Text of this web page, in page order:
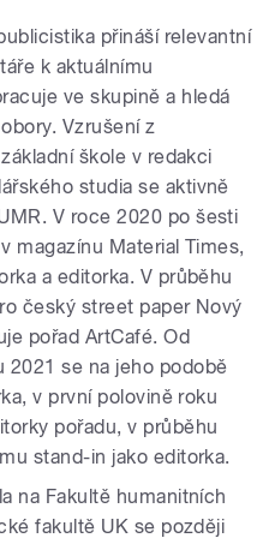
přináší relevantní
k aktuálnímu
ve skupině a hledá
Vzrušení z
škole v redakci
studia se aktivně
V roce 2020 po šesti
magazínu Material Times,
a editorka. V průběhu
český street paper Nový
pořad ArtCafé. Od
2021 se na jeho podobě
v první polovině roku
pořadu, v průběhu
stand-in jako editorka.
na Fakultě humanitních
fakultě UK se později